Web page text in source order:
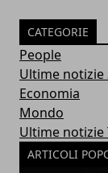
CATEGORIE
People
Ultime notizie
Economia
Mondo
Ultime notizie
ARTICOLI